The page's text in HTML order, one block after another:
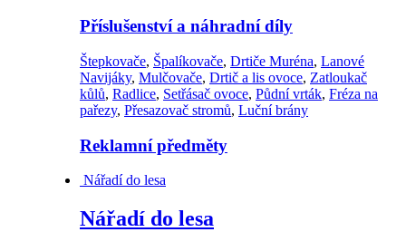
Příslušenství a náhradní díly
Štepkovače, Špalíkovače, Drtiče Muréna, Lanové
Navijáky, Mulčovače, Drtič a lis ovoce, Zatloukač
kůlů, Radlice, Setřásač ovoce, Půdní vrták, Fréza na
pařezy, Přesazovač stromů, Luční brány
Reklamní předměty
Nářadí do lesa
Nářadí do lesa